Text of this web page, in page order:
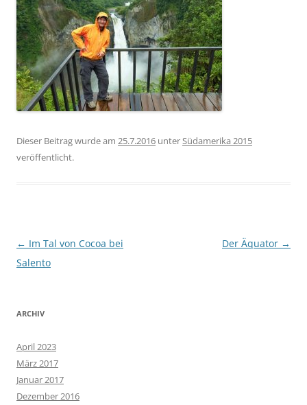
Dieser Beitrag wurde am 25.7.2016 unterSüdamerika 2015
veröffentlicht.
Beitragsnavigation
← Im Tal von Cocoa bei
Salento
Der Äquator →
ARCHIV
April 2023
März 2017
Januar 2017
Dezember 2016